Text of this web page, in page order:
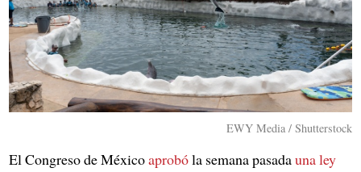
EWY Media / Shutterstock
El Congreso de Méxicoaprobóla semana pasadauna ley